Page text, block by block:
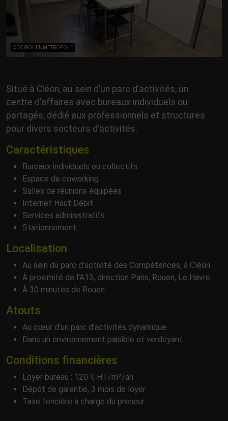
©CCIROUENMETROPOLE
Situé à Cléon, au sein d’un parc d’activités, un
centre d’affaires avec bureaux individuels ou
partagés, dédié aux professionnels et structures
pour divers secteurs d’activités.
Caractéristiques
Bureaux individuels ou collectifs
Espace de coworking
Salles de réunions équipées
Internet Haut Débit
Services administratifs
Stationnement
Localisation
Au sein du parc d’activité des Compétences, à Cléon
À proximité de l’A13, direction Paris, Rouen, Le Havre
À 30 minutes de Rouen
Atouts
Au cœur d’un parc d’activités dynamique
Dans un environnement paisible et verdoyant
Conditions financières
Loyer bureau : 120 € HT/m²/an
Dépôt de garantie, 3 mois de loyer
Taxe foncière à charge du preneur